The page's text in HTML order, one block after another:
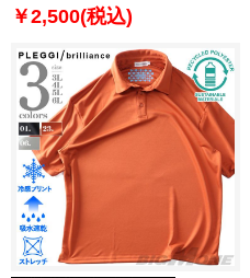
【t2501】
￥2,500(税込)